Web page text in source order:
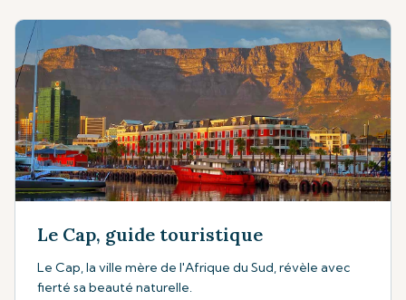
Le Cap, guide touristique
Le Cap, la ville mère de l'Afrique du Sud, révèle avec
fierté sa beauté naturelle.